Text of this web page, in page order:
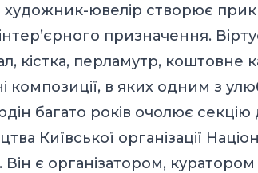
художник-ювелір створює
призначення.
кістка, перламутр, коштовне
композиції, в яких одним з
багато років очолює
Київської організації
Він є організатором,